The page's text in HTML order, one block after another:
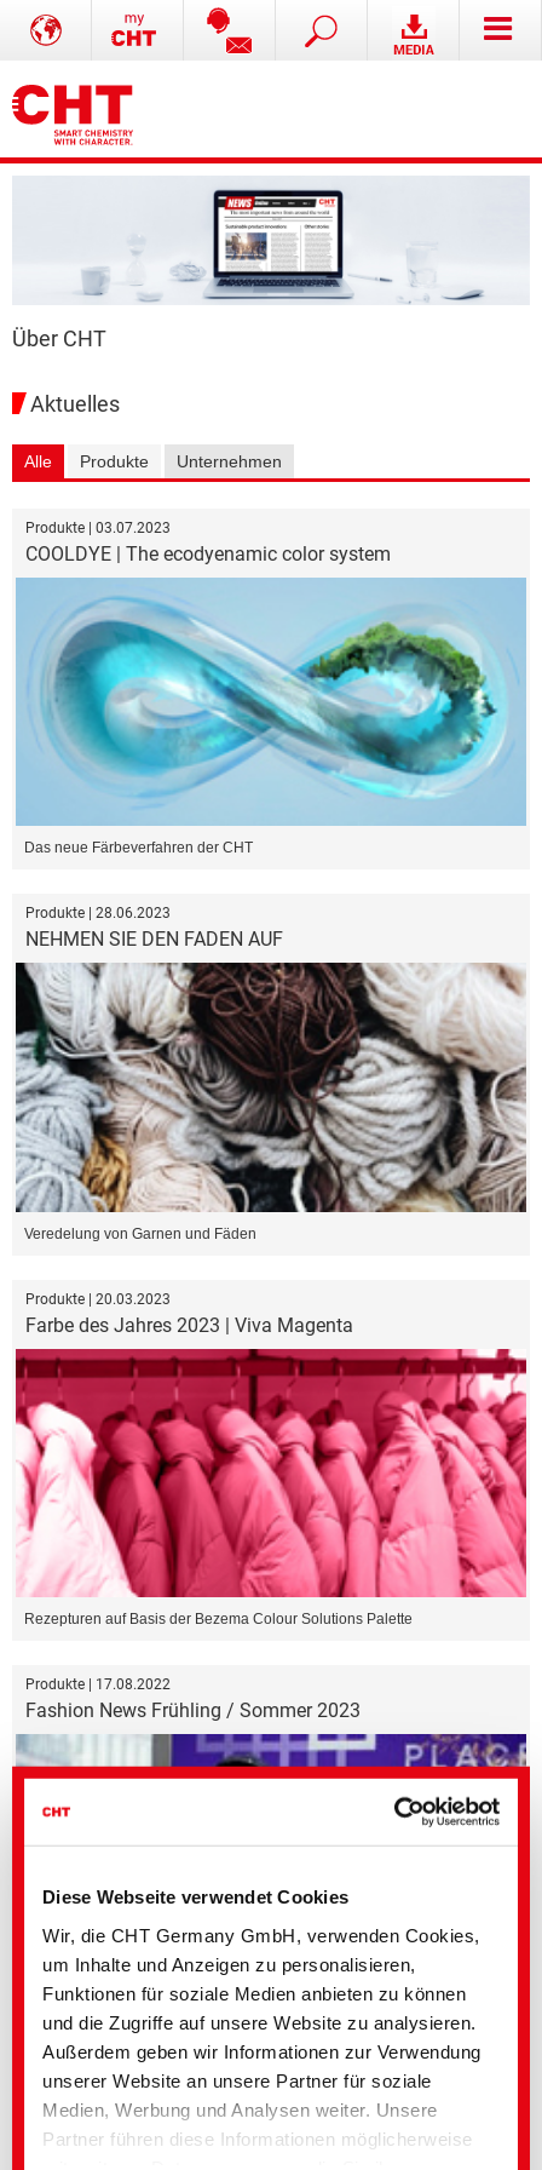
Diese Webseite verwendet Cookies
Wir, die CHT Germany GmbH, verwenden Cookies,
um Inhalte und Anzeigen zu personalisieren,
Funktionen für soziale Medien anbieten zu können
und die Zugriffe auf unsere Website zu analysieren.
Außerdem geben wir Informationen zur Verwendung
unserer Website an unsere Partner für soziale
Medien, Werbung und Analysen weiter. Unsere
Partner führen diese Informationen möglicherweise
Über CHT
Aktuelles
Alle Produkte Unternehmen
Produkte | 03.07.2023
COOLDYE | The ecodyenamic color system
Das neue Färbeverfahren der CHT
Produkte | 28.06.2023
NEHMEN SIE DEN FADEN AUF
Veredelung von Garnen und Fäden
Produkte | 20.03.2023
Farbe des Jahres 2023 | Viva Magenta
Rezepturen auf Basis der Bezema Colour Solutions Palette
Produkte | 17.08.2022
Fashion News Frühling / Sommer 2023
Ein Vorgeschmack auf die Trendfarben der nächsten warmen Saison
Produkte | 08.06.2022